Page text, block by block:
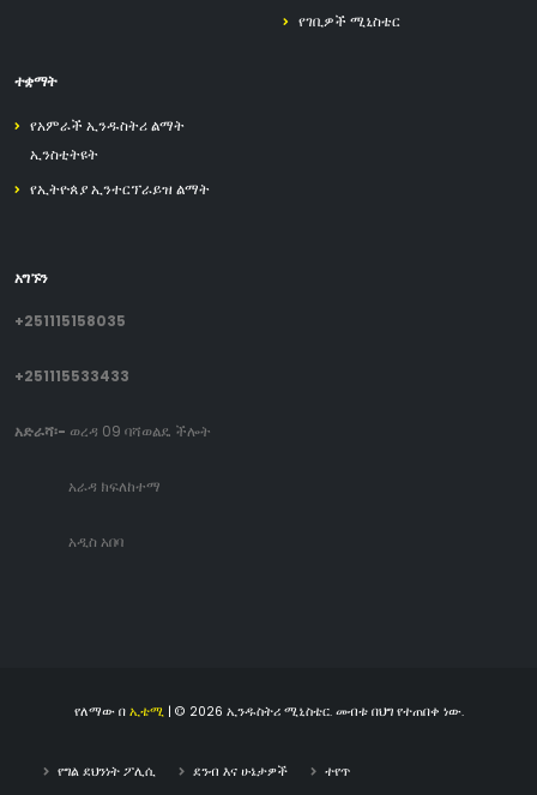
የገቢዎች ሚኒስቴር
ተቋማት
የአምራች ኢንዱስትሪ ልማት
ኢንስቲትዩት
የኢትዮጰያ ኢንተርፕራይዝ ልማት
አግኙን
+251115158035
+251115533433
አድራሻ፡- ወረዳ 09 ባሻወልዴ ችሎት
አራዳ ክፍለከተማ
አዲስ አበባ
የለማው በ ኢቴሚ| © 2026 ኢንዱስትሪ ሚኒስቴር. መብቱ በህግ የተጠበቀ ነው.
የግል ደህንነት ፖሊሲ ደንብ እና ሁኔታዎች
ተየጥ